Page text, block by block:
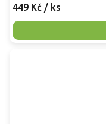
449 Kč / ks